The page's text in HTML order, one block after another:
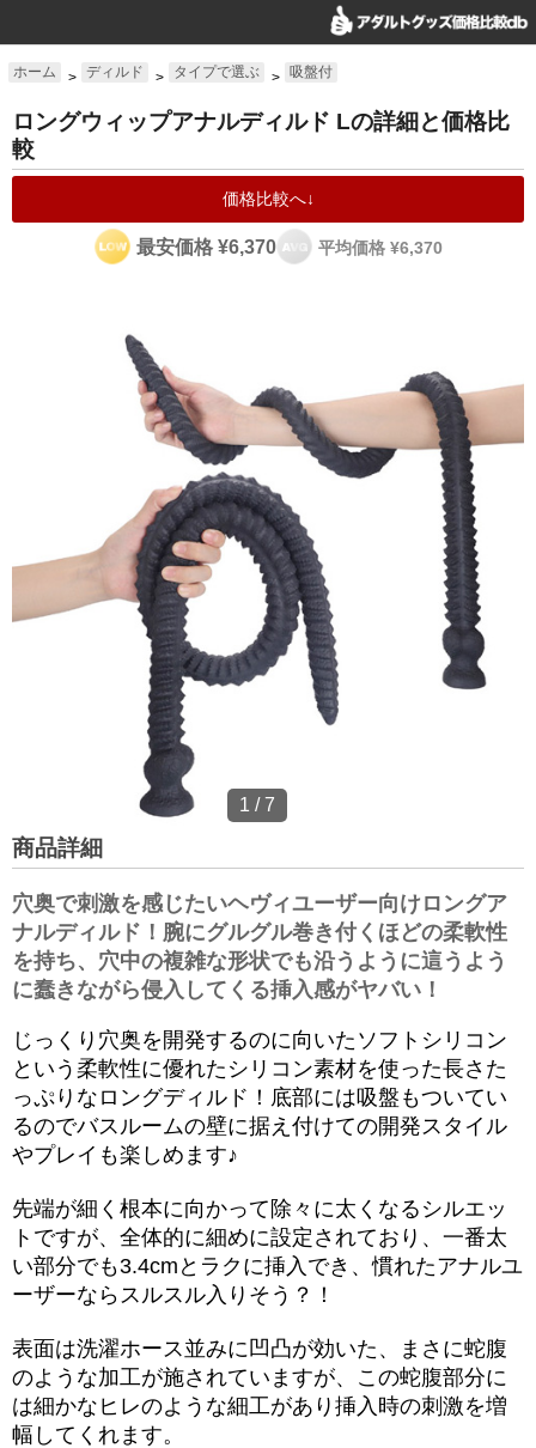
ホーム > ディルド > タイプで選ぶ > 吸盤付
ロングウィップアナルディルド Lの詳細と価格比
較
価格比較へ↓
最安価格 ¥6,370 平均価格 ¥6,370
1 /7
商品詳細
穴奥で刺激を感じたいヘヴィユーザー向けロングア
ナルディルド！腕にグルグル巻き付くほどの柔軟性
を持ち、穴中の複雑な形状でも沿うように這うよう
に蠢きながら侵入してくる挿入感がヤバい！
じっくり穴奥を開発するのに向いたソフトシリコン
という柔軟性に優れたシリコン素材を使った長さた
っぷりなロングディルド！底部には吸盤もついてい
るのでバスルームの壁に据え付けての開発スタイル
やプレイも楽しめます♪
先端が細く根本に向かって除々に太くなるシルエッ
トですが、全体的に細めに設定されており、一番太
い部分でも3.4cmとラクに挿入でき、慣れたアナルユ
ーザーならスルスル入りそう？！
表面は洗濯ホース並みに凹凸が効いた、まさに蛇腹
のような加工が施されていますが、この蛇腹部分に
は細かなヒレのような細工があり挿入時の刺激を増
幅してくれます。